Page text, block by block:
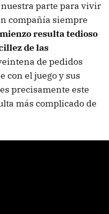
nuestra parte para vivir
compañía siempre
resulta tedioso
de las
de pedidos
con el juego y sus
precisamente este
más complicado de